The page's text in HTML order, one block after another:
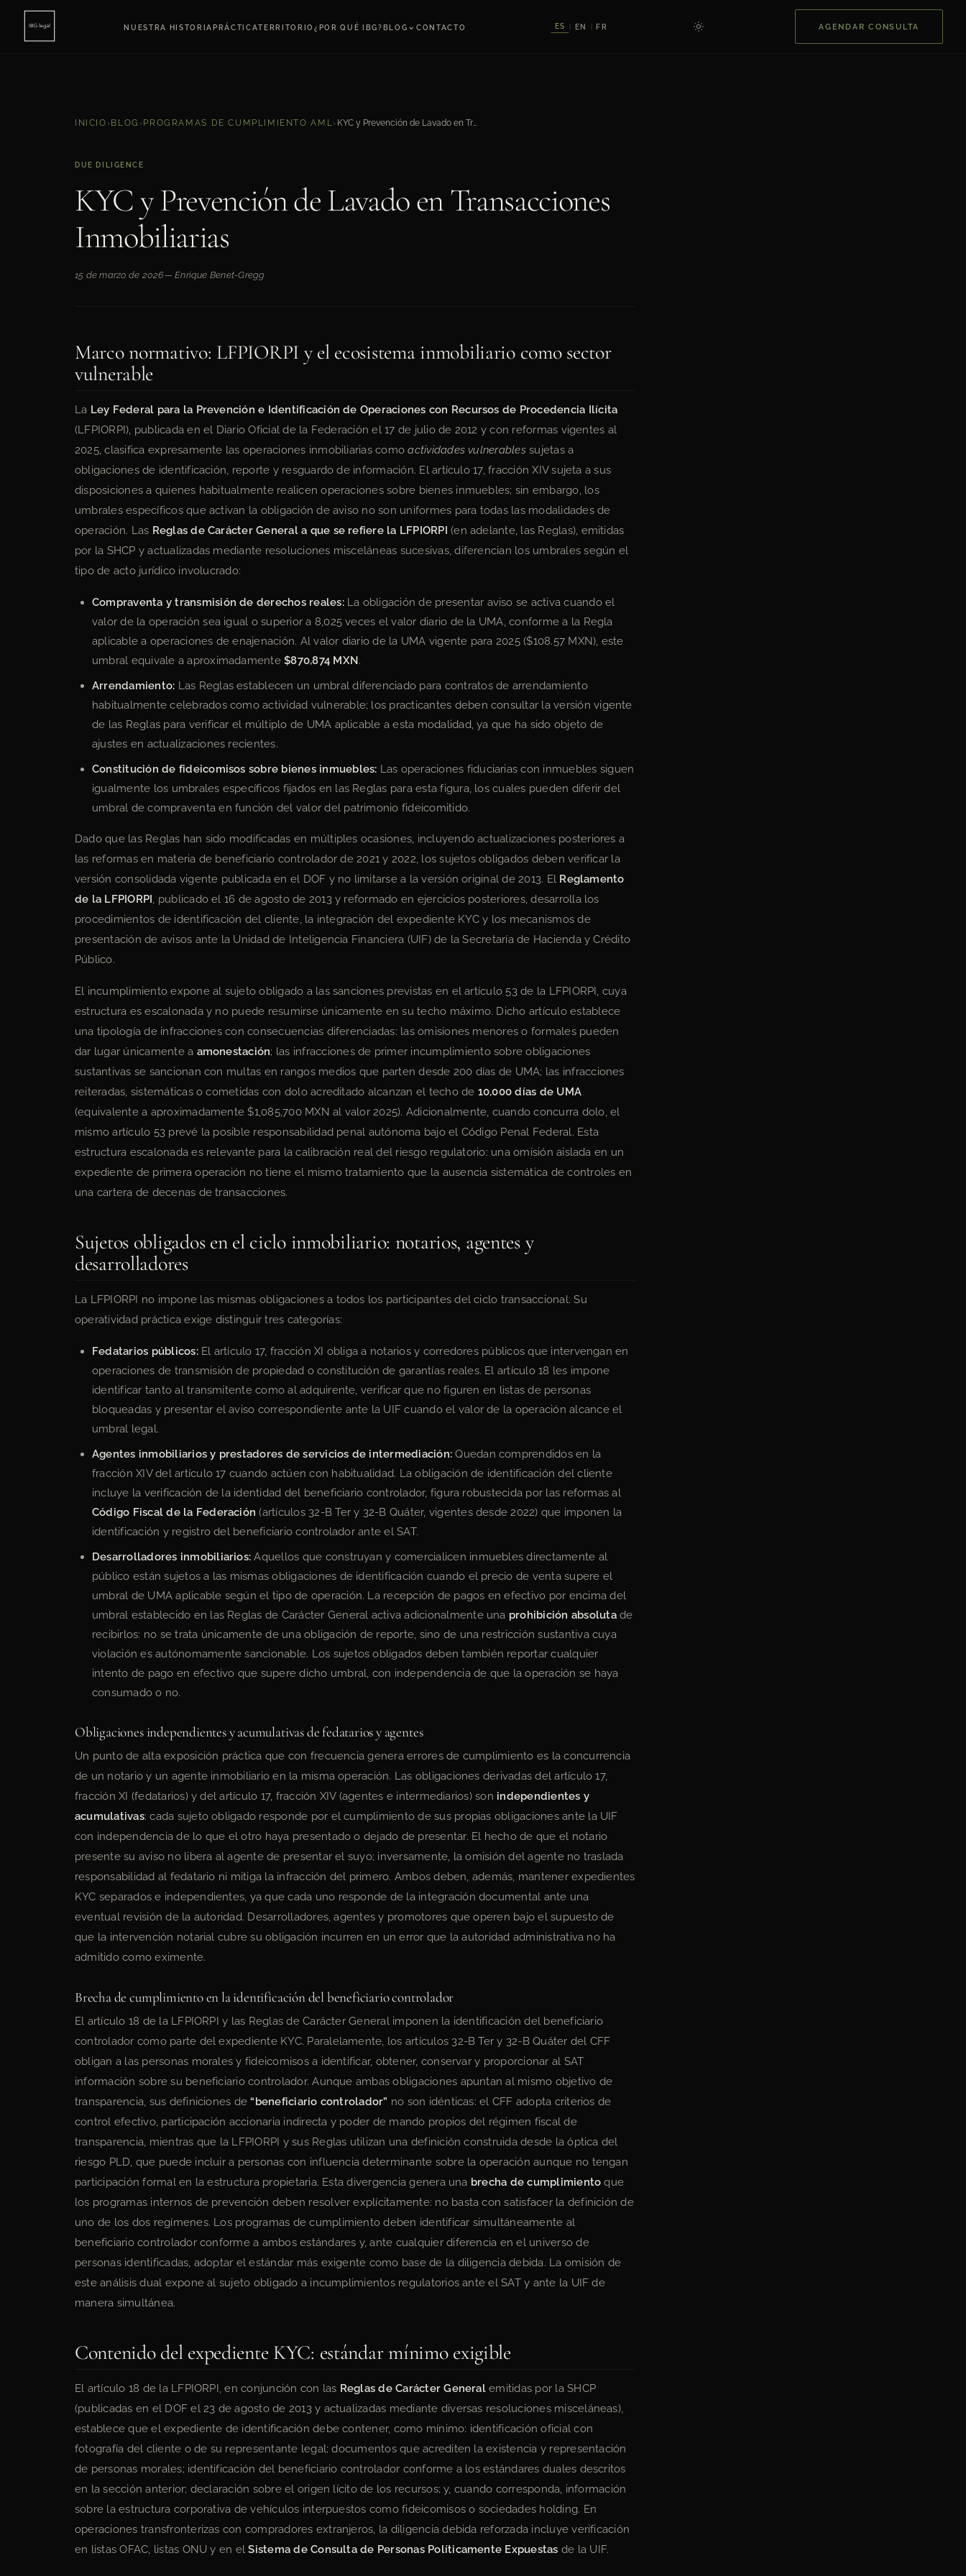
NUESTRA HISTORIAPRÁCTICATERRITORIO ¿POR QUÉ IBG?BLOG ⌄ CONTACTO ES EN FR AGENDAR CONSULTA
INICIO ›BLOG ›PROGRAMAS DE CUMPLIMIENTO AML › KYC y Prevención de Lavado en Transacciones Inmobiliarias
DUE DILIGENCE
KYC y Prevención de Lavado en Transacciones
Inmobiliarias
15 de marzo de 2026— Enrique Benet-Gregg
Marco normativo: LFPIORPI y el ecosistema inmobiliario como sector
vulnerable
La Ley Federal para la Prevención e Identificación de Operaciones con Recursos de Procedencia Ilícita
(LFPIORPI), publicada en el Diario Oficial de la Federación el 17 de julio de 2012 y con reformas vigentes al
2025, clasifica expresamente las operaciones inmobiliarias comoactividades vulnerablessujetas a
obligaciones de identificación, reporte y resguardo de información. El artículo 17, fracción XIV sujeta a sus
disposiciones a quienes habitualmente realicen operaciones sobre bienes inmuebles; sin embargo, los
umbrales específicos que activan la obligación de aviso no son uniformes para todas las modalidades de
operación. Las Reglas de Carácter General a que se refiere la LFPIORPI (en adelante, las Reglas), emitidas
por la SHCP y actualizadas mediante resoluciones misceláneas sucesivas, diferencian los umbrales según el
tipo de acto jurídico involucrado:
Compraventa y transmisión de derechos reales:La obligación de presentar aviso se activa cuando el
valor de la operación sea igual o superior a 8,025 veces el valor diario de la UMA, conforme a la Regla
aplicable a operaciones de enajenación. Al valor diario de la UMA vigente para 2025 ($108.57 MXN), este
umbral equivale a aproximadamente$870,874 MXN.
Arrendamiento: Las Reglas establecen un umbral diferenciado para contratos de arrendamiento
habitualmente celebrados como actividad vulnerable; los practicantes deben consultar la versión vigente
de las Reglas para verificar el múltiplo de UMA aplicable a esta modalidad, ya que ha sido objeto de
ajustes en actualizaciones recientes.
Constitución de fideicomisos sobre bienes inmuebles: Las operaciones fiduciarias con inmuebles siguen
igualmente los umbrales específicos fijados en las Reglas para esta figura, los cuales pueden diferir del
umbral de compraventa en función del valor del patrimonio fideicomitido.
Dado que las Reglas han sido modificadas en múltiples ocasiones, incluyendo actualizaciones posteriores a
las reformas en materia de beneficiario controlador de 2021 y 2022, los sujetos obligados deben verificar la
versión consolidada vigente publicada en el DOF y no limitarse a la versión original de 2013. El Reglamento
de la LFPIORPI, publicado el 16 de agosto de 2013 y reformado en ejercicios posteriores, desarrolla los
procedimientos de identificación del cliente, la integración del expediente KYC y los mecanismos de
presentación de avisos ante la Unidad de Inteligencia Financiera (UIF) de la Secretaría de Hacienda y Crédito
Público.
El incumplimiento expone al sujeto obligado a las sanciones previstas en el artículo 53 de la LFPIORPI, cuya
estructura es escalonada y no puede resumirse únicamente en su techo máximo. Dicho artículo establece
una tipología de infracciones con consecuencias diferenciadas: las omisiones menores o formales pueden
dar lugar únicamente a amonestación; las infracciones de primer incumplimiento sobre obligaciones
sustantivas se sancionan con multas en rangos medios que parten desde 200 días de UMA; las infracciones
reiteradas, sistemáticas o cometidas con dolo acreditado alcanzan el techo de 10,000 días de UMA
(equivalente a aproximadamente $1,085,700 MXN al valor 2025). Adicionalmente, cuando concurra dolo, el
mismo artículo 53 prevé la posible responsabilidad penal autónoma bajo el Código Penal Federal. Esta
estructura escalonada es relevante para la calibración real del riesgo regulatorio: una omisión aislada en un
expediente de primera operación no tiene el mismo tratamiento que la ausencia sistemática de controles en
una cartera de decenas de transacciones.
Sujetos obligados en el ciclo inmobiliario: notarios, agentes y
desarrolladores
La LFPIORPI no impone las mismas obligaciones a todos los participantes del ciclo transaccional. Su
operatividad práctica exige distinguir tres categorías:
Fedatarios públicos:El artículo 17, fracción XI obliga a notarios y corredores públicos que intervengan en
operaciones de transmisión de propiedad o constitución de garantías reales. El artículo 18 les impone
identificar tanto al transmitente como al adquirente, verificar que no figuren en listas de personas
bloqueadas y presentar el aviso correspondiente ante la UIF cuando el valor de la operación alcance el
umbral legal.
Agentes inmobiliarios y prestadores de servicios de intermediación: Quedan comprendidos en la
fracción XIV del artículo 17 cuando actúen con habitualidad. La obligación de identificación del cliente
incluye la verificación de la identidad del beneficiario controlador, figura robustecida por las reformas al
Código Fiscal de la Federación (artículos 32-B Ter y 32-B Quáter, vigentes desde 2022) que imponen la
identificación y registro del beneficiario controlador ante el SAT.
Desarrolladores inmobiliarios: Aquellos que construyan y comercialicen inmuebles directamente al
público están sujetos a las mismas obligaciones de identificación cuando el precio de venta supere el
umbral de UMA aplicable según el tipo de operación. La recepción de pagos en efectivo por encima del
umbral establecido en las Reglas de Carácter General activa adicionalmente una prohibición absolutade
recibirlos: no se trata únicamente de una obligación de reporte, sino de una restricción sustantiva cuya
violación es autónomamente sancionable. Los sujetos obligados deben también reportar cualquier
intento de pago en efectivo que supere dicho umbral, con independencia de que la operación se haya
consumado o no.
Obligaciones independientes y acumulativas de fedatarios y agentes
Un punto de alta exposición práctica que con frecuencia genera errores de cumplimiento es la concurrencia
de un notario y un agente inmobiliario en la misma operación. Las obligaciones derivadas del artículo 17,
fracción XI (fedatarios) y del artículo 17, fracción XIV (agentes e intermediarios) son independientes y
acumulativas: cada sujeto obligado responde por el cumplimiento de sus propias obligaciones ante la UIF
con independencia de lo que el otro haya presentado o dejado de presentar. El hecho de que el notario
presente su aviso no libera al agente de presentar el suyo; inversamente, la omisión del agente no traslada
responsabilidad al fedatario ni mitiga la infracción del primero. Ambos deben, además, mantener expedientes
KYC separados e independientes, ya que cada uno responde de la integración documental ante una
eventual revisión de la autoridad. Desarrolladores, agentes y promotores que operen bajo el supuesto de
que la intervención notarial cubre su obligación incurren en un error que la autoridad administrativa no ha
admitido como eximente.
Brecha de cumplimiento en la identificación del beneficiario controlador
El artículo 18 de la LFPIORPI y las Reglas de Carácter General imponen la identificación del beneficiario
controlador como parte del expediente KYC. Paralelamente, los artículos 32-B Ter y 32-B Quáter del CFF
obligan a las personas morales y fideicomisos a identificar, obtener, conservar y proporcionar al SAT
información sobre su beneficiario controlador. Aunque ambas obligaciones apuntan al mismo objetivo de
transparencia, sus definiciones de “beneficiario controlador” no son idénticas: el CFF adopta criterios de
control efectivo, participación accionaria indirecta y poder de mando propios del régimen fiscal de
transparencia, mientras que la LFPIORPI y sus Reglas utilizan una definición construida desde la óptica del
riesgo PLD, que puede incluir a personas con influencia determinante sobre la operación aunque no tengan
participación formal en la estructura propietaria. Esta divergencia genera una brecha de cumplimiento que
los programas internos de prevención deben resolver explícitamente: no basta con satisfacer la definición de
uno de los dos regímenes. Los programas de cumplimiento deben identificar simultáneamente al
beneficiario controlador conforme a ambos estándares y, ante cualquier diferencia en el universo de
personas identificadas, adoptar el estándar más exigente como base de la diligencia debida. La omisión de
este análisis dual expone al sujeto obligado a incumplimientos regulatorios ante el SAT y ante la UIF de
manera simultánea.
Contenido del expediente KYC: estándar mínimo exigible
El artículo 18 de la LFPIORPI, en conjunción con las Reglas de Carácter Generalemitidas por la SHCP
(publicadas en el DOF el 23 de agosto de 2013 y actualizadas mediante diversas resoluciones misceláneas),
establece que el expediente de identificación debe contener, como mínimo: identificación oficial con
fotografía del cliente o de su representante legal; documentos que acrediten la existencia y representación
de personas morales; identificación del beneficiario controlador conforme a los estándares duales descritos
en la sección anterior; declaración sobre el origen lícito de los recursos; y, cuando corresponda, información
sobre la estructura corporativa de vehículos interpuestos como fideicomisos o sociedades holding. En
operaciones transfronterizas con compradores extranjeros, la diligencia debida reforzada incluye verificación
en listas OFAC, listas ONU y en elSistema de Consulta de Personas Políticamente Expuestas de la UIF.